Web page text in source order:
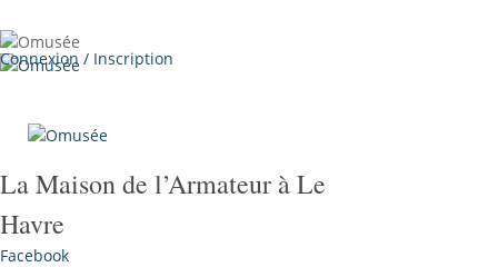
Menu
Connexion / Inscription
La Maison de l’Armateur à Le
Havre
Facebook